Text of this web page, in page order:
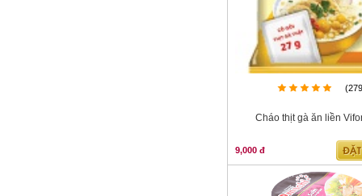
Cháo thịt gà ăn liền
9,000 đ